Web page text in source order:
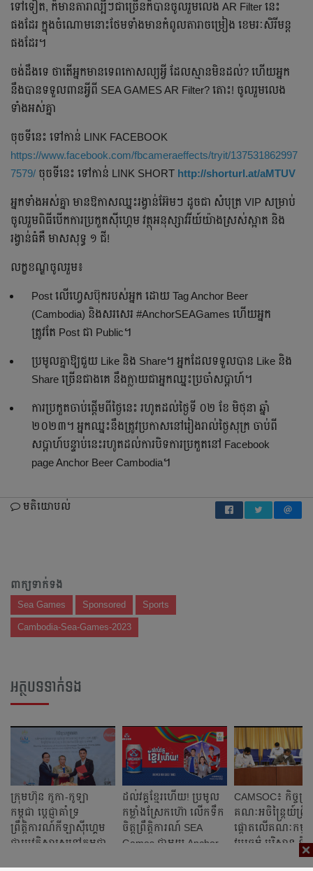
ទៅទៀត, ក៏មានតារាល្បីៗជាច្រើនក៏បានចូលរួមលេង AR Filter នេះ
ផងដែរ ក្នុងចំណោមនោះថែមទាំងមានកំពូលតារាចម្រៀង ខេមរៈសិរីមន្ត
ផងដែរ។
ចង់ដឹងទេ ថាតើអ្នកមានទេពកោសល្យអ្វី ដែលស្មានមិនដល់? ហើយអ្នក
នឹងបានទទួលពានអ្វីពី SEA GAMES AR Filter? តោះ! ចូលរួមលេង
ទាំងអស់គ្នា
ចុចទីនេះ ទៅកាន់ LINK FACEBOOK
https://www.facebook.com/fbcameraeffects/tryit/137531862997
7579/ ចុចទីនេះ ទៅកាន់ LINK SHORT http://shorturl.at/aMTUV
អ្នកទាំងអស់គ្នា មានឱកាសឈ្នះរង្វាន់អ៊ែមៗ ដូចជា សំបុត្រ VIP សម្រាប់
ចូលរួមពិធីបើកការប្រកួតស៊ីហ្គេម វត្ថុអនុស្សាវរីយ៍យ៉ាងស្រស់ស្អាត និង
រង្វាន់ធំគឺ មាសសុទ្ធ ១ ជី!
លក្ខខណ្ឌចូលរួម៖
Post លើហ្វេសប៊ុករបស់អ្នក ដោយ Tag Anchor Beer
(Cambodia) និងសរសេរ #AnchorSEAGames ហើយអ្នក
ត្រូវតែ Post ជា Public។
ប្រមូលគ្នាឱ្យជួយ Like និង Share។ អ្នកដែលទទួលបាន Like និង
Share ច្រើនជាងគេ នឹងក្លាយជាអ្នកឈ្នះប្រចាំសប្តាហ៍។
ការប្រកួតចាប់ផ្ដើមពីថ្ងៃនេះ រហូតដល់ថ្ងៃទី ០២ ខែ មិថុនា ឆ្នាំ
២០២៣។ អ្នកឈ្នះនឹងត្រូវប្រកាសនៅរៀងរាល់ថ្ងៃសុក្រ ចាប់ពី
សប្តាហ៍បន្ទាប់នេះរហូតដល់ការបិទការប្រកួតនៅ Facebook
page Anchor Beer Cambodia។
មតិយោបល់
ពាក្យទាក់ទង
Sea Games Sponsored Sports
Cambodia-Sea-Games-2023
អត្ថបទទាក់ទង
ក្រុមហ៊ុន កូកា-កូឡា
កម្ពុជា ប្តេជ្ញា​​​គាំទ្រ​​
ព្រឹត្តិការណ៍​កីឡា​​ស៊ីហ្គេម​​
ជា​​ប្រវត្តិសាស្ត្រ​នៅ​កម្ពុជា
ដល់វគ្គខ្មែរហើយ! ប្រមូល
កម្លាំងស្រែកហ៊ោ លើកទឹក
ចិត្តព្រឹត្តិការណ៍ SEA
Games ជាមួយ Anchor
CAMSOC៖​ កិច្ចប្រ
គណៈ​អចិន្ត្រៃយ៍​ព្
ផ្ដោត​លើ​គណៈកម្មក
វប្បធម៌​ បរិស្ថាន​ និ